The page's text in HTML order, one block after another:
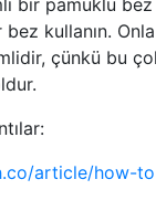
bir pamuklu
kullanın.
çünkü bu
article/how-